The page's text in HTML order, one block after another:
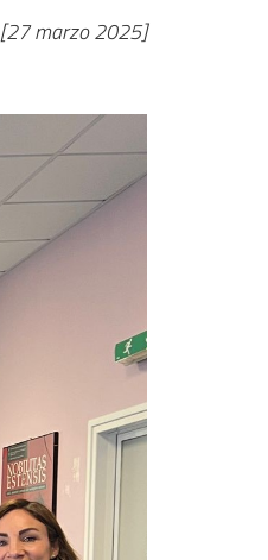
[27 marzo 2025]